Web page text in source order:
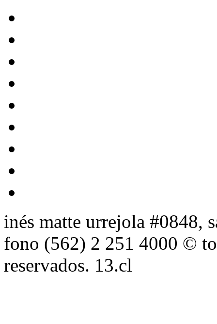
inés matte urrejola #0848,
fono (562) 2 251 4000 ©
reservados. 13.cl